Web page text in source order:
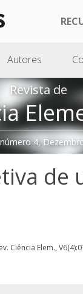
Autores
Revista de
4,
de
Ciência Elem.,